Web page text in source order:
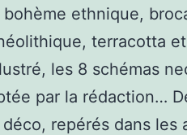
ethnique,
terracotta
les 8 schémas
par la rédaction…
déco, repérés dans